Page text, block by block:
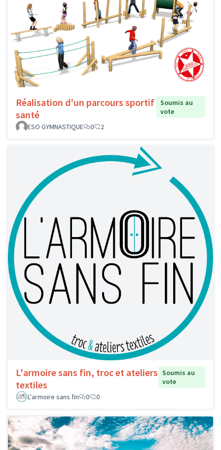
Réalisation d'un parcours sportif
santé
Soumis au
vote
ESO GYMNASTIQUE
0 2
L'armoire sans fin, troc et ateliers
textiles
Soumis au
vote
L'armoire sans fin
0 0